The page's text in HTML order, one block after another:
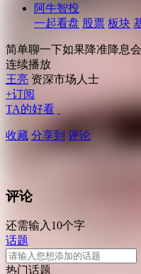
阿牛智投
一起看盘 股票 板块
简单聊一下如果降准降息
连续播放
王亮 资深市场人士
+订阅
TA的好看
收藏 分享到 评论
评论
还需输入10个字
话题
热门话题